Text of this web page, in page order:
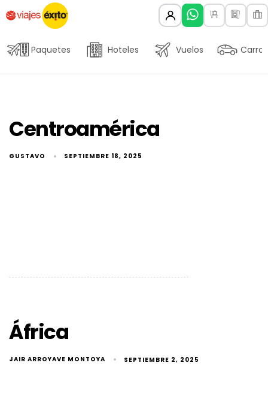
Paquetes Hoteles Vuelos Carros
Centroamérica
GUSTAVO SEPTIEMBRE 18, 2025
África
JAIR ARROYAVE MONTOYA SEPTIEMBRE 2, 2025